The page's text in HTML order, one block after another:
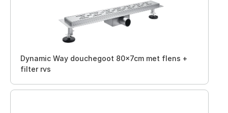
Dynamic Way douchegoot 80x7cm met flens +
filter rvs